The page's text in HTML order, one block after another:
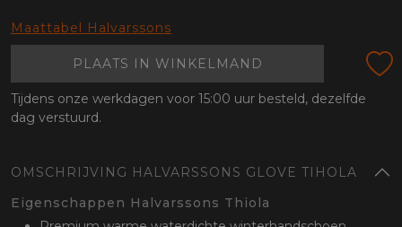
Maattabel Halvarssons
PLAATS IN WINKELMAND
Tijdens onze werkdagen voor 15:00 uur besteld, dezelfde
dag verstuurd.
OMSCHRIJVING HALVARSSONS GLOVE TIHOLA
Eigenschappen Halvarssons Thiola